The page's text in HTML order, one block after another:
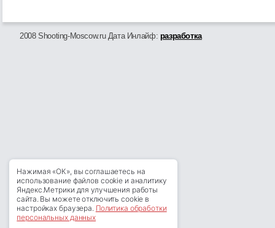
2008 Shooting-Moscow.ru Дата Инлайф: разработка
Нажимая «ОК», вы соглашаетесь на
использование файлов cookie и аналитику
Яндекс.Метрики для улучшения работы
сайта. Вы можете отключить cookie в
настройках браузера. Политика обработки
персональных данных